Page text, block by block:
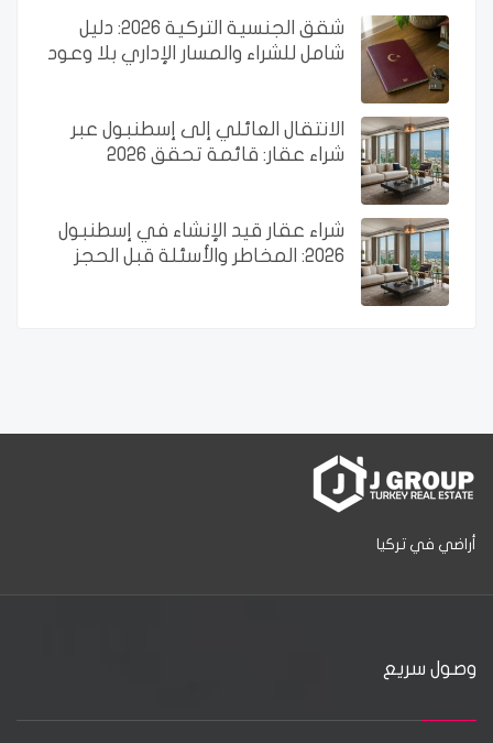
شقق الجنسية التركية 2026: دليل
شامل للشراء والمسار الإداري بلا وعود
الانتقال العائلي إلى إسطنبول عبر
شراء عقار: قائمة تحقق 2026
شراء عقار قيد الإنشاء في إسطنبول
2026: المخاطر والأسئلة قبل الحجز
أراضي في تركيا
وصول سريع